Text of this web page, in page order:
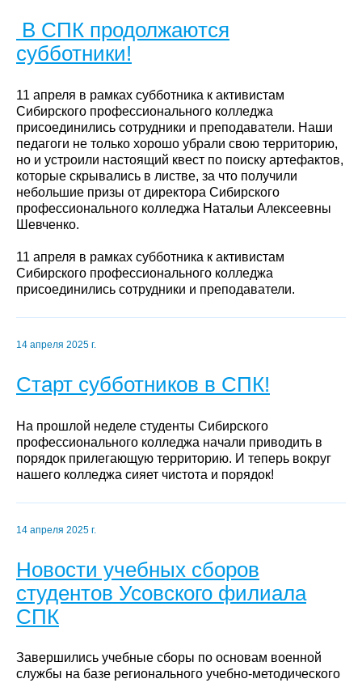
В СПК продолжаются
субботники!
11 апреля в рамках субботника к активистам
Сибирского профессионального колледжа
присоединились сотрудники и преподаватели. Наши
педагоги не только хорошо убрали свою территорию,
но и устроили настоящий квест по поиску артефактов,
которые скрывались в листве, за что получили
небольшие призы от директора Сибирского
профессионального колледжа Натальи Алексеевны
Шевченко.
11 апреля в рамках субботника к активистам
Сибирского профессионального колледжа
присоединились сотрудники и преподаватели.
14 апреля 2025 г.
Старт субботников в СПК!
На прошлой неделе студенты Сибирского
профессионального колледжа начали приводить в
порядок прилегающую территорию. И теперь вокруг
нашего колледжа сияет чистота и порядок!
14 апреля 2025 г.
Новости учебных сборов
студентов Усовского филиала
СПК
Завершились учебные сборы по основам военной
службы на базе регионального учебно-методического